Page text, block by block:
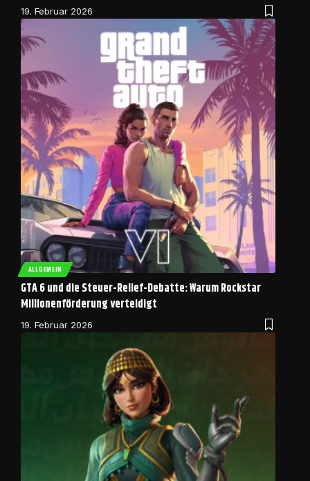
19. Februar 2026
ALLGEMEIN
GTA 6 und die Steuer-Relief-Debatte: Warum Rockstar
Millionenförderung verteidigt
19. Februar 2026